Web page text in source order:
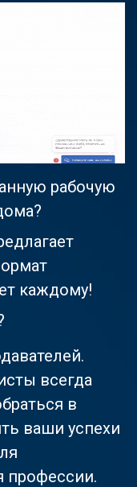
рабочую
каждому!
всегда
в
ваши успехи
профессии.